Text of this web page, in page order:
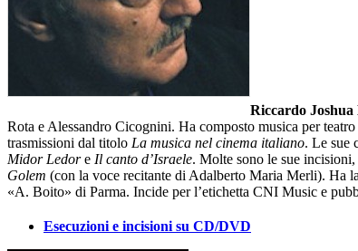
Riccardo
Rota e Alessandro Cicognini. Ha composto musica per
trasmissioni dal titolo La musica nel cinema italiano. Le sue
Midor Ledore Il canto d’Israele. Molte sono le sue
Golem (con la voce recitante di Adalberto Maria Merli). Ha
«A. Boito» di Parma. Incide per l’etichetta CNI Music e
Esecuzioni e incisioni su CD/DVD